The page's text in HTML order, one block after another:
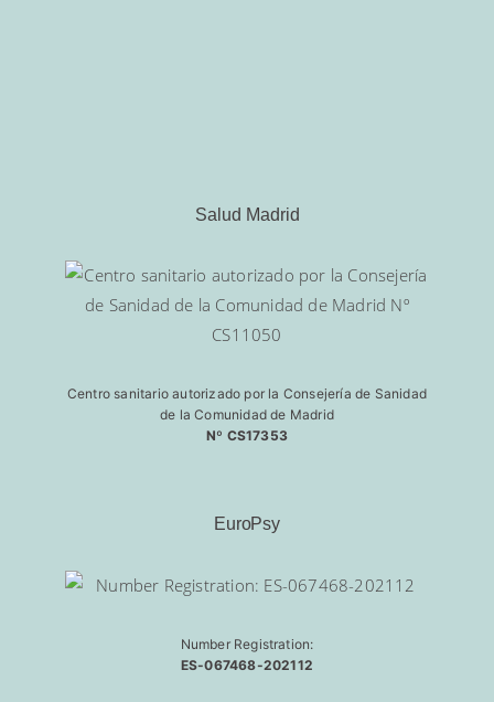
Salud Madrid
Centro sanitario autorizado por la Consejería de Sanidad
de la Comunidad de Madrid
Nº CS17353
EuroPsy
Number Registration:
ES-067468-202112